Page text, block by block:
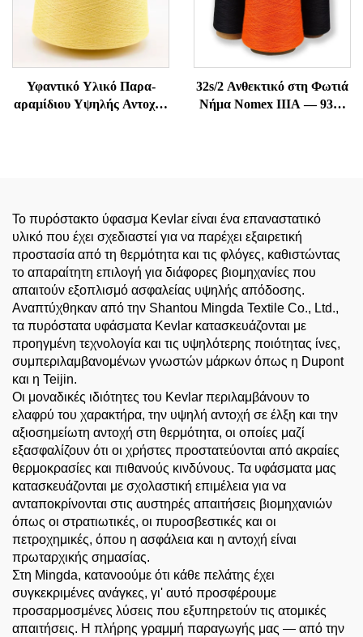
Υφαντικό Υλικό Παρα-
αραμίδιου Υψηλής Αντοχής
32s/2 Ανθεκτικό στη Φωτιά
Νήμα Nomex IIIA — 93%
Το πυρόστακτο ύφασμα Kevlar είναι ένα επαναστατικό
υλικό που έχει σχεδιαστεί για να παρέχει εξαιρετική
προστασία από τη θερμότητα και τις φλόγες, καθιστώντας
το απαραίτητη επιλογή για διάφορες βιομηχανίες που
απαιτούν εξοπλισμό ασφαλείας υψηλής απόδοσης.
Αναπτύχθηκαν από την Shantou Mingda Textile Co., Ltd.,
τα πυρόστατα υφάσματα Kevlar κατασκευάζονται με
προηγμένη τεχνολογία και τις υψηλότερης ποιότητας ίνες,
συμπεριλαμβανομένων γνωστών μάρκων όπως η Dupont
και η Teijin.
Οι μοναδικές ιδιότητες του Kevlar περιλαμβάνουν το
ελαφρύ του χαρακτήρα, την υψηλή αντοχή σε έλξη και την
αξιοσημείωτη αντοχή στη θερμότητα, οι οποίες μαζί
εξασφαλίζουν ότι οι χρήστες προστατεύονται από ακραίες
θερμοκρασίες και πιθανούς κινδύνους. Τα υφάσματα μας
κατασκευάζονται με σχολαστική επιμέλεια για να
ανταποκρίνονται στις αυστηρές απαιτήσεις βιομηχανιών
όπως οι στρατιωτικές, οι πυροσβεστικές και οι
πετροχημικές, όπου η ασφάλεια και η αντοχή είναι
πρωταρχικής σημασίας.
Στη Mingda, κατανοούμε ότι κάθε πελάτης έχει
συγκεκριμένες ανάγκες, γι' αυτό προσφέρουμε
προσαρμοσμένες λύσεις που εξυπηρετούν τις ατομικές
απαιτήσεις. Η πλήρης γραμμή παραγωγής μας — από την